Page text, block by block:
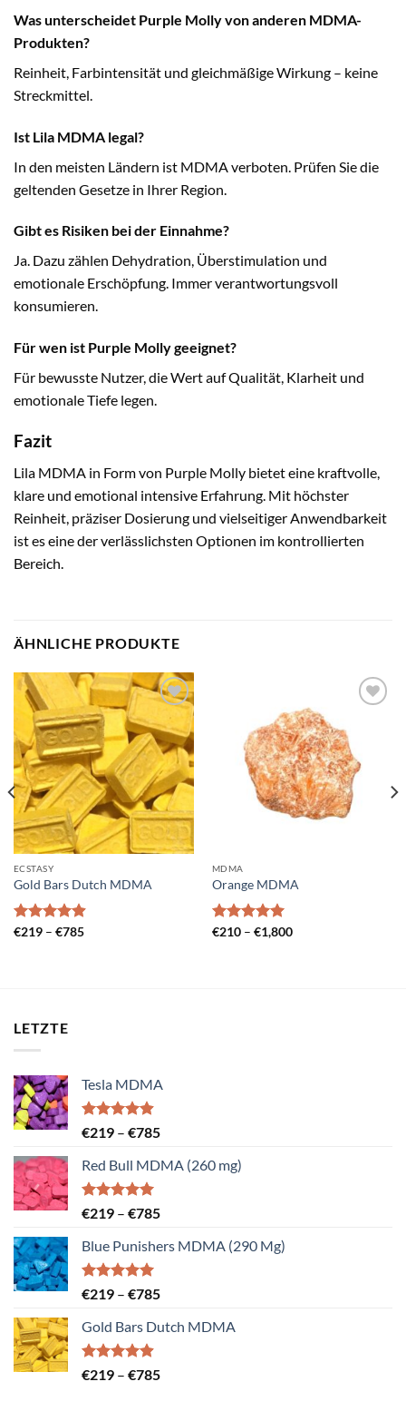
Was unterscheidet Purple Molly von anderen MDMA-
Produkten?
Reinheit, Farbintensität und gleichmäßige Wirkung – keine
Streckmittel.
Ist Lila MDMA legal?
In den meisten Ländern ist MDMA verboten. Prüfen Sie die
geltenden Gesetze in Ihrer Region.
Gibt es Risiken bei der Einnahme?
Ja. Dazu zählen Dehydration, Überstimulation und
emotionale Erschöpfung. Immer verantwortungsvoll
konsumieren.
Für wen ist Purple Molly geeignet?
Für bewusste Nutzer, die Wert auf Qualität, Klarheit und
emotionale Tiefe legen.
Fazit
Lila MDMA in Form von Purple Molly bietet eine kraftvolle,
klare und emotional intensive Erfahrung. Mit höchster
Reinheit, präziser Dosierung und vielseitiger Anwendbarkeit
ist es eine der verlässlichsten Optionen im kontrollierten
Bereich.
ÄHNLICHE PRODUKTE
Add to
wishlist
ECSTASY
Gold Bars Dutch MDMA
Bewertet
€219 – €785Preisspanne:
MDMA
Orange MDMA
Bewertet
€210 – €1,800Preisspanne:
LETZTE
Tesla MDMA
Bewertet
von 5
€219 – €785Preisspanne:
bis
Red Bull MDMA (260 mg)
Bewertet
von 5
€219 – €785Preisspanne:
bis
Blue Punishers MDMA (290 Mg)
Bewertet
von 5
€219 – €785Preisspanne:
bis
Gold Bars Dutch MDMA
Bewertet
€219 – €785Preisspanne: